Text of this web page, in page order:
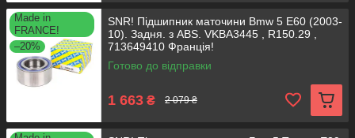
Made in
FRANCE!
–20%
SNR! Підшипник маточини Bmw 5 E60 (2003-
10). Задня. з ABS. VKBA3445 , R150.29 ,
713649410 Франція!
Готово до відправки
1 663 ₴ 2 079 ₴